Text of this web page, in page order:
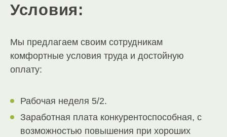
Условия:
Мы предлагаем своим сотрудникам
комфортные условия труда и достойную
оплату:
Рабочая неделя 5/2.
Заработная плата конкурентоспособная, с
возможностью повышения при хороших